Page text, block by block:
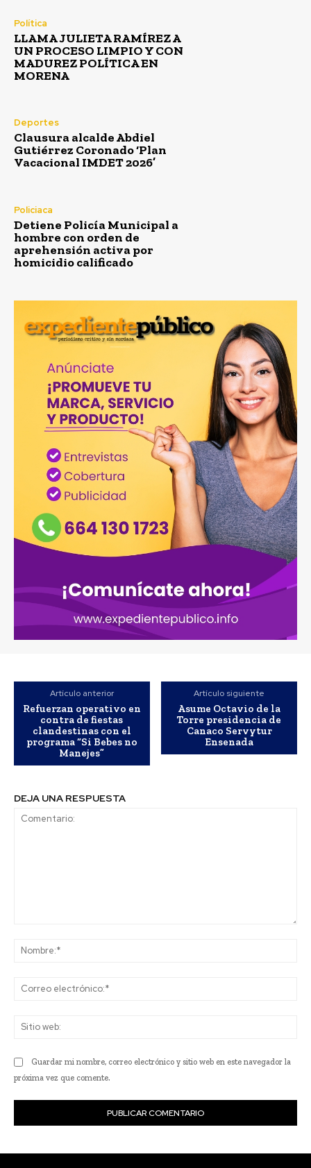
Política
LLAMA JULIETA RAMÍREZ A
UN PROCESO LIMPIO Y CON
MADUREZ POLÍTICA EN
MORENA
Deportes
Clausura alcalde Abdiel
Gutiérrez Coronado ‘Plan
Vacacional IMDET 2026’
Policiaca
Detiene Policía Municipal a
hombre con orden de
aprehensión activa por
homicidio calificado
Artículo anterior
Refuerzan operativo en
contra de fiestas
clandestinas con el
programa “Si Bebes no
Manejes”
Artículo siguiente
Asume Octavio de la
Torre presidencia de
Canaco Servytur
Ensenada
DEJA UNA RESPUESTA
Guardar mi nombre, correo electrónico y sitio web en este navegador la
próxima vez que comente.